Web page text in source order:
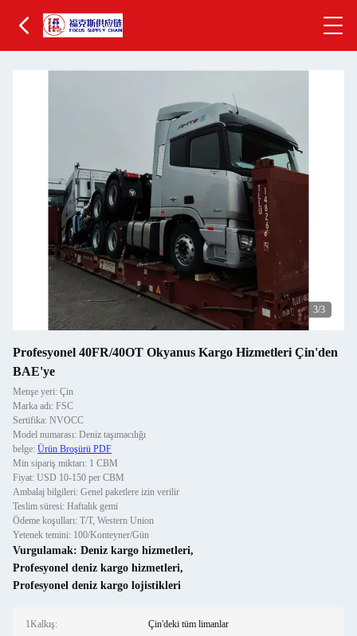
3/3
Profesyonel 40FR/40OT Okyanus Kargo Hizmetleri Çin'den
BAE'ye
Menşe yeri: Çin
Marka adı: FSC
Sertifika: NVOCC
Model numarası: Deniz taşımacılığı
belge: Ürün Broşürü PDF
Min sipariş miktarı: 1 CBM
Fiyat: USD 10-150 per CBM
Ambalaj bilgileri: Genel paketlere izin verilir
Teslim süresi: Haftalık gemi
Ödeme koşulları: T/T, Western Union
Yetenek temini: 100/Konteyner/Gün
Vurgulamak: Deniz kargo hizmetleri,
Profesyonel deniz kargo hizmetleri,
Profesyonel deniz kargo lojistikleri
1Kalkış: Çin'deki tüm limanlar